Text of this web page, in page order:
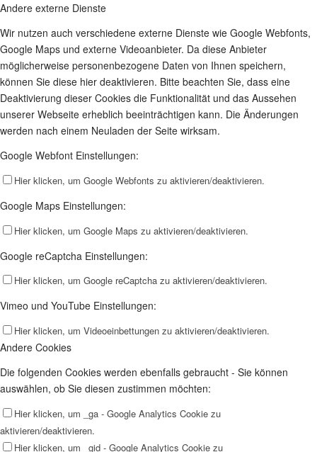
Andere externe Dienste
Wir nutzen auch verschiedene externe Dienste wie Google Webfonts,
Google Maps und externe Videoanbieter. Da diese Anbieter
möglicherweise personenbezogene Daten von Ihnen speichern,
können Sie diese hier deaktivieren. Bitte beachten Sie, dass eine
Deaktivierung dieser Cookies die Funktionalität und das Aussehen
unserer Webseite erheblich beeinträchtigen kann. Die Änderungen
werden nach einem Neuladen der Seite wirksam.
Google Webfont Einstellungen:
Hier klicken, um Google Webfonts zu aktivieren/deaktivieren.
Google Maps Einstellungen:
Hier klicken, um Google Maps zu aktivieren/deaktivieren.
Google reCaptcha Einstellungen:
Hier klicken, um Google reCaptcha zu aktivieren/deaktivieren.
Vimeo und YouTube Einstellungen:
Hier klicken, um Videoeinbettungen zu aktivieren/deaktivieren.
Andere Cookies
Die folgenden Cookies werden ebenfalls gebraucht - Sie können
auswählen, ob Sie diesen zustimmen möchten:
Hier klicken, um _ga - Google Analytics Cookie zu
aktivieren/deaktivieren.
Hier klicken, um _gid - Google Analytics Cookie zu